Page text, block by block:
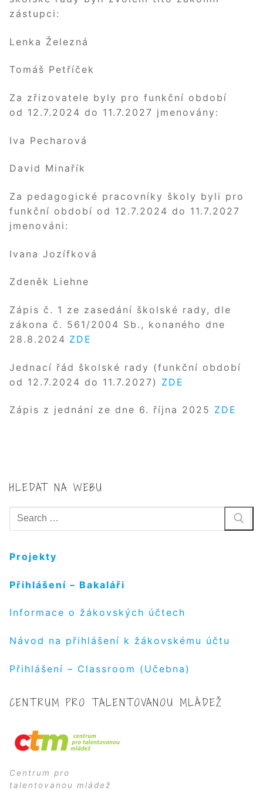
zástupci:
Lenka Železná
Tomáš Petříček
Za zřizovatele byly pro funkční období
od 12.7.2024 do 11.7.2027 jmenovány:
Iva Pecharová
David Minařík
Za pedagogické pracovníky školy byli pro
funkční období od 12.7.2024 do 11.7.2027
jmenováni:
Ivana Jozífková
Zdeněk Liehne
Zápis č. 1 ze zasedání školské rady, dle
zákona č. 561/2004 Sb., konaného dne
28.8.2024 ZDE
Jednací řád školské rady (funkční období
od 12.7.2024 do 11.7.2027) ZDE
Zápis z jednání ze dne 6. října 2025 ZDE
HLEDAT NA WEBU
Hledat:
Projekty
Přihlášení – Bakaláři
Informace o žákovských účtech
Návod na přihlášení k žákovskému účtu
Přihlášení – Classroom (Učebna)
CENTRUM PRO TALENTOVANOU MLÁDEŽ
Centrum pro
talentovanou mládež